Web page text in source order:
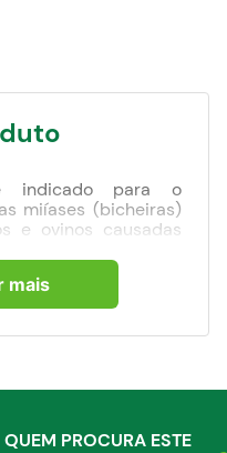
indicado para o
miíases (bicheiras)
e ovinos causadas
feridas de castração
e de decúbito
e o umbigo dos
identificar os
mais
PROCURA ESTE